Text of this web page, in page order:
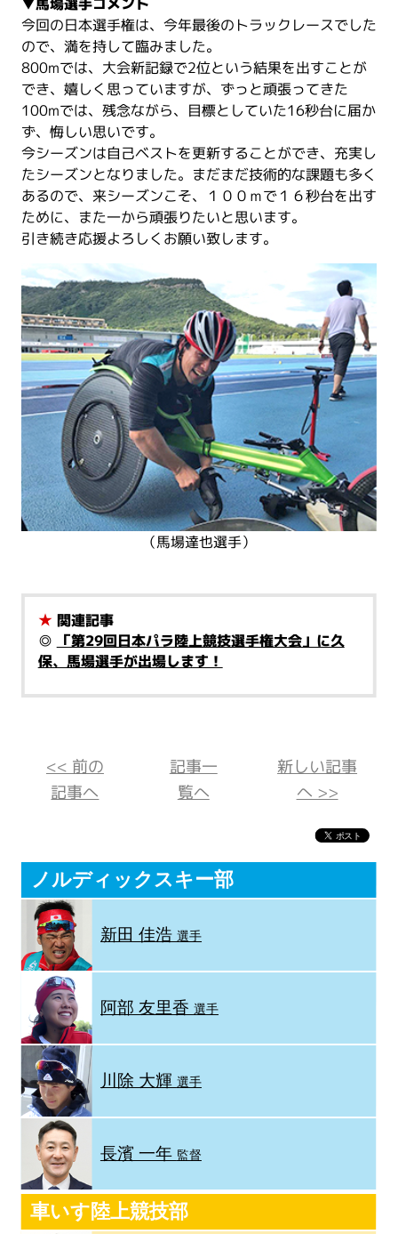
今回の日本選手権は、今年最後のトラックレースでした
ので、満を持して臨みました。
800mでは、大会新記録で2位という結果を出すことが
でき、嬉しく思っていますが、ずっと頑張ってきた
100mでは、残念ながら、目標としていた16秒台に届か
ず、悔しい思いです。
今シーズンは自己ベストを更新することができ、充実し
たシーズンとなりました。まだまだ技術的な課題も多く
あるので、来シーズンこそ、１００ｍで１６秒台を出す
ために、また一から頑張りたいと思います。
引き続き応援よろしくお願い致します。
（馬場達也選手）
★ 関連記事
◎ 「第29回日本パラ陸上競技選手権大会」に久
保、馬場選手が出場します！
<< 前の
記事へ
記事一
覧へ
新しい記事
へ >>
ノルディックスキー部
新田 佳浩選手
阿部 友里香 選手
川除 大輝 選手
長濱 一年 監督
車いす陸上競技部